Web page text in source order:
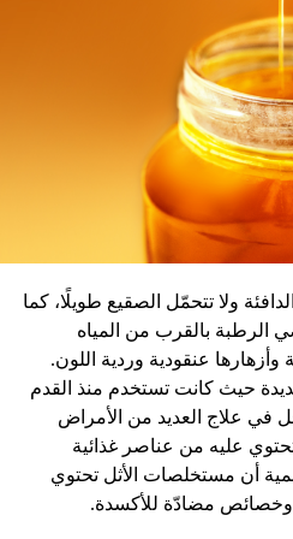
ولا تتحمّل الصقيع طويلًا، كما
الرطبة بالقرب من المياه
وأزهارها عنقودية وردية اللون.
حيث كانت تستخدم منذ القدم
في علاج العديد من الأمراض
عليه من عناصر غذائية
أن مستخلصات الأثل تحتوي
وخصائص مضادّة للأكسدة.